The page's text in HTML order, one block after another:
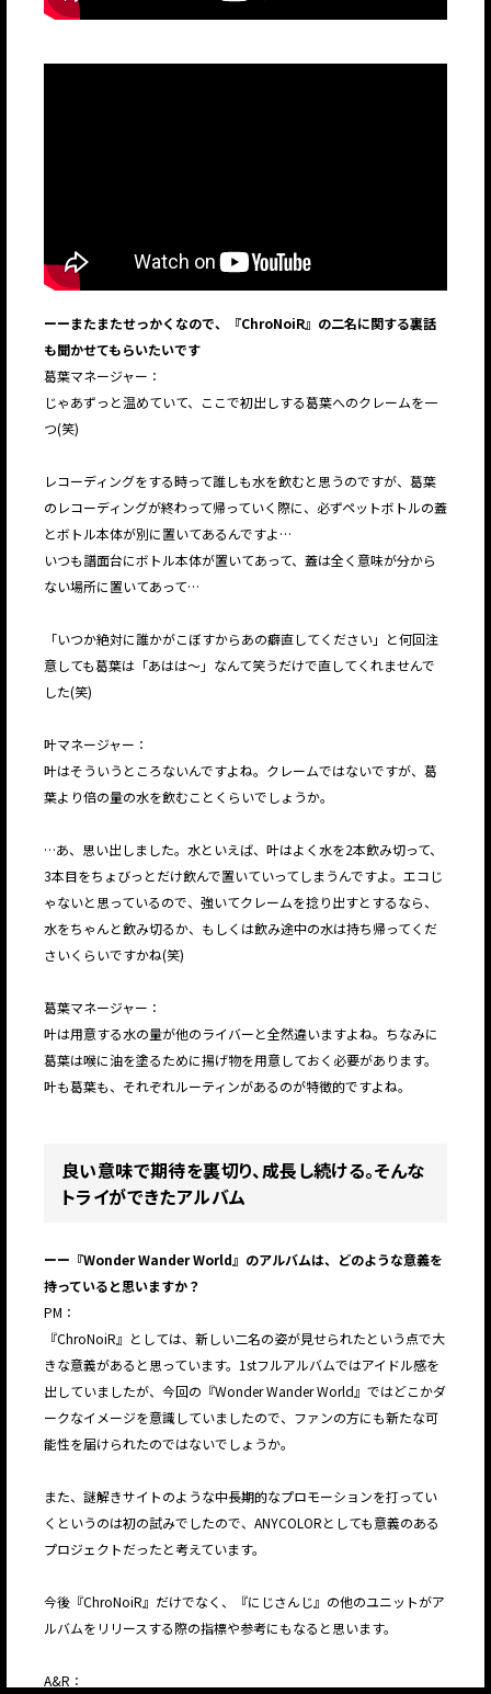
ーーまたまたせっかくなので、『ChroNoiR』の二名に関する裏話
も聞かせてもらいたいです
葛葉マネージャー：
じゃあずっと温めていて、ここで初出しする葛葉へのクレームを一
つ(笑)
レコーディングをする時って誰しも水を飲むと思うのですが、葛葉
のレコーディングが終わって帰っていく際に、必ずペットボトルの蓋
とボトル本体が別に置いてあるんですよ…
いつも譜面台にボトル本体が置いてあって、蓋は全く意味が分から
ない場所に置いてあって…
「いつか絶対に誰かがこぼすからあの癖直してください」と何回注
意しても葛葉は「あはは〜」なんて笑うだけで直してくれませんで
した(笑)
叶マネージャー：
叶はそういうところないんですよね。クレームではないですが、葛
葉より倍の量の水を飲むことくらいでしょうか。
…あ、思い出しました。水といえば、叶はよく水を2本飲み切って、
3本目をちょびっとだけ飲んで置いていってしまうんですよ。エコじ
ゃないと思っているので、強いてクレームを捻り出すとするなら、
水をちゃんと飲み切るか、もしくは飲み途中の水は持ち帰ってくだ
さいくらいですかね(笑)
葛葉マネージャー：
叶は用意する水の量が他のライバーと全然違いますよね。ちなみに
葛葉は喉に油を塗るために揚げ物を用意しておく必要があります。
叶も葛葉も、それぞれルーティンがあるのが特徴的ですよね。
良い意味で期待を裏切り、成長し続ける。そんな
トライができたアルバム
ーー『Wonder Wander World』のアルバムは、どのような意義を
持っていると思いますか？
PM：
『ChroNoiR』としては、新しい二名の姿が見せられたという点で大
きな意義があると思っています。1stフルアルバムではアイドル感を
出していましたが、今回の『Wonder Wander World』ではどこかダ
ークなイメージを意識していましたので、ファンの方にも新たな可
能性を届けられたのではないでしょうか。
また、謎解きサイトのような中長期的なプロモーションを打ってい
くというのは初の試みでしたので、ANYCOLORとしても意義のある
プロジェクトだったと考えています。
今後『ChroNoiR』だけでなく、『にじさんじ』の他のユニットがア
ルバムをリリースする際の指標や参考にもなると思います。
A&R：